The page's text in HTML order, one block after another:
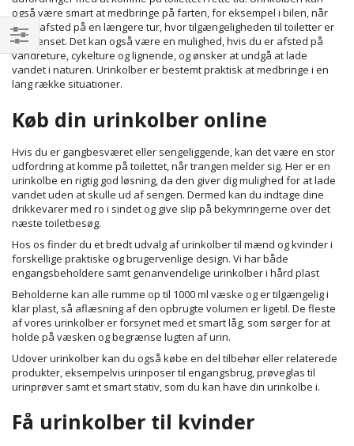
også være smart at medbringe på farten, for eksempel i bilen, når
du er afsted på en længere tur, hvor tilgængeligheden til toiletter er
begrænset. Det kan også være en mulighed, hvis du er afsted på
vandreture, cykelture og lignende, og ønsker at undgå at lade
vandet i naturen. Urinkolber er bestemt praktisk at medbringe i en
lang række situationer.
Køb din urinkolber online
Hvis du er gangbesværet eller sengeliggende, kan det være en stor
udfordring at komme på toilettet, når trangen melder sig. Her er en
urinkolbe en rigtig god løsning, da den giver dig mulighed for at lade
vandet uden at skulle ud af sengen. Dermed kan du indtage dine
drikkevarer med ro i sindet og give slip på bekymringerne over det
næste toiletbesøg.
Hos os finder du et bredt udvalg af urinkolber til mænd og kvinder i
forskellige praktiske og brugervenlige design. Vi har både
engangsbeholdere samt genanvendelige urinkolber i hård plast
Beholderne kan alle rumme op til 1000 ml væske og er tilgængelig i
klar plast, så aflæsning af den opbrugte volumen er ligetil. De fleste
af vores urinkolber er forsynet med et smart låg, som sørger for at
holde på væsken og begrænse lugten af urin.
Udover urinkolber kan du også købe en del tilbehør eller relaterede
produkter, eksempelvis urinposer til engangsbrug, prøveglas til
urinprøver samt et smart stativ, som du kan have din urinkolbe i.
Få urinkolber til kvinder
Filtrer